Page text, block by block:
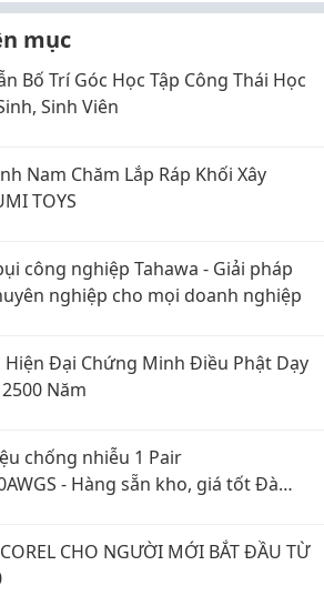
mục
Bố Trí Góc Học Tập Công Thái Học
Sinh Viên
Nam Chăm Lắp Ráp Khối Xây
TOYS
công nghiệp Tahawa - Giải pháp
nghiệp cho mọi doanh nghiệp
Hiện Đại Chứng Minh Điều Phật Dạy
Năm
chống nhiễu 1 Pair
- Hàng sẵn kho, giá tốt Đà
CHO NGƯỜI MỚI BẮT ĐẦU TỪ